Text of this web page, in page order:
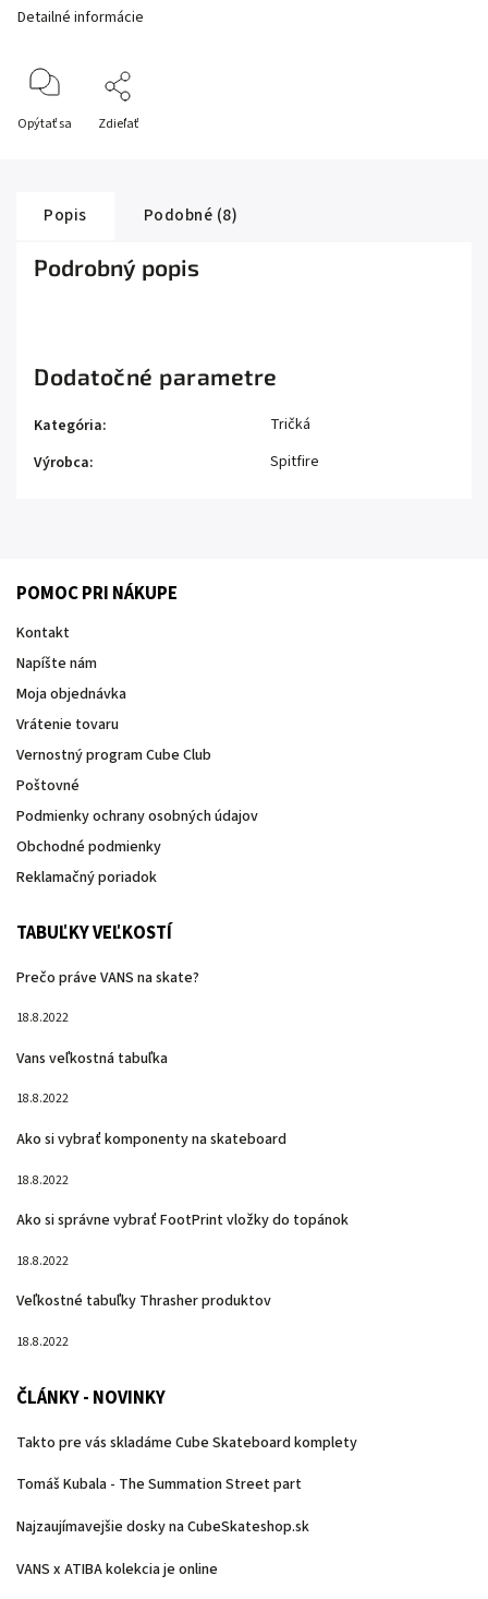
Detailné informácie
Opýtať sa Zdieľať
Popis Podobné (8)
Podrobný popis
Dodatočné parametre
Kategória:
Tričká
Výrobca: Spitfire
POMOC PRI NÁKUPE
Kontakt
Napíšte nám
Moja objednávka
Vrátenie tovaru
Vernostný program Cube Club
Poštovné
Podmienky ochrany osobných údajov
Obchodné podmienky
Reklamačný poriadok
TABUĽKY VEĽKOSTÍ
Prečo práve VANS na skate?
18.8.2022
Vans veľkostná tabuľka
18.8.2022
Ako si vybrať komponenty na skateboard
18.8.2022
Ako si správne vybrať FootPrint vložky do topánok
18.8.2022
Veľkostné tabuľky Thrasher produktov
18.8.2022
ČLÁNKY - NOVINKY
Takto pre vás skladáme Cube Skateboard komplety
Tomáš Kubala - The Summation Street part
Najzaujímavejšie dosky na CubeSkateshop.sk
VANS x ATIBA kolekcia je online